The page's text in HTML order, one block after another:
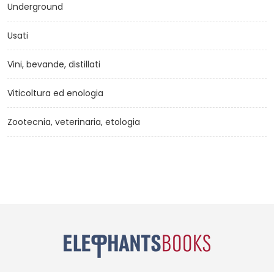
Underground
Usati
Vini, bevande, distillati
Viticoltura ed enologia
Zootecnia, veterinaria, etologia